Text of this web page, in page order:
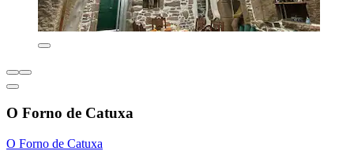
O Forno de Catuxa
O Forno de Catuxa